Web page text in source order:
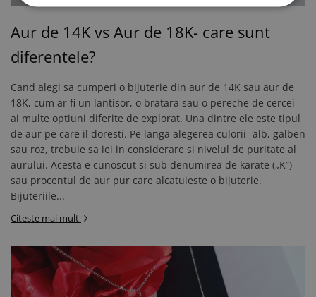
Aur de 14K vs Aur de 18K- care sunt
diferentele?
Cand alegi sa cumperi o bijuterie din aur de 14K sau aur de
18K, cum ar fi un lantisor, o bratara sau o pereche de cercei
ai multe optiuni diferite de explorat. Una dintre ele este tipul
de aur pe care il doresti. Pe langa alegerea culorii- alb, galben
sau roz, trebuie sa iei in considerare si nivelul de puritate al
aurului. Acesta e cunoscut si sub denumirea de karate („K”)
sau procentul de aur pur care alcatuieste o bijuterie.
Bijuteriile...
Citeste mai mult